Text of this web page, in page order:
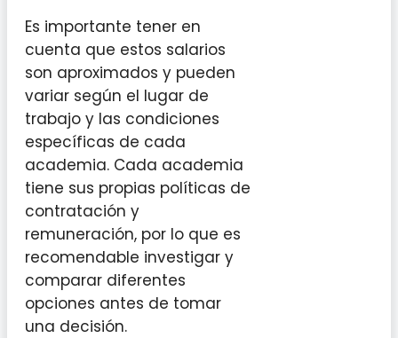
Es importante tener en
cuenta que estos salarios
son aproximados y pueden
variar según el lugar de
trabajo y las condiciones
específicas de cada
academia. Cada academia
tiene sus propias políticas de
contratación y
remuneración, por lo que es
recomendable investigar y
comparar diferentes
opciones antes de tomar
una decisión.